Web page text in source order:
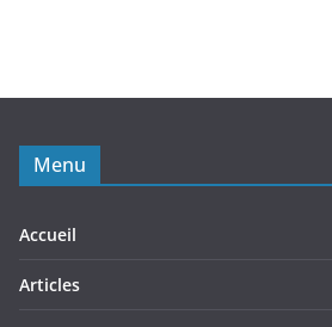
Menu
Accueil
Articles